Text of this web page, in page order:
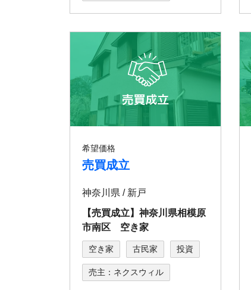
希望価格
売買成立
神奈川県 / 新戸
【売買成立】神奈川県相模原
市南区 空き家
空き家 古民家 投資
売主：ネクスウィル